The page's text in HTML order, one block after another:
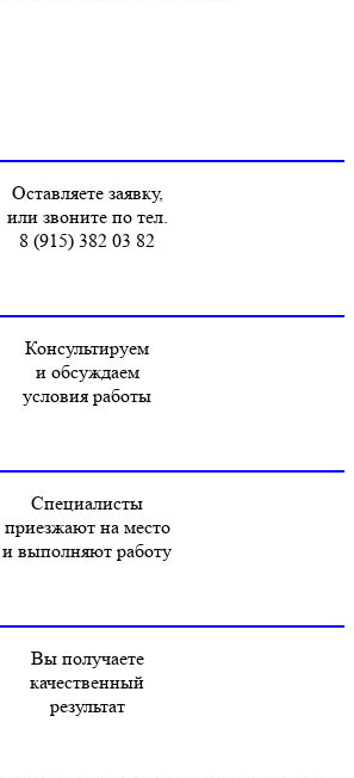
Оставляете заявку,
или звоните по тел.
8 (915) 382 03 82
Консультируем
и обсуждаем
условия работы
Специалисты
приезжают на место
и выполняют работу
Вы получаете
качественный
результат